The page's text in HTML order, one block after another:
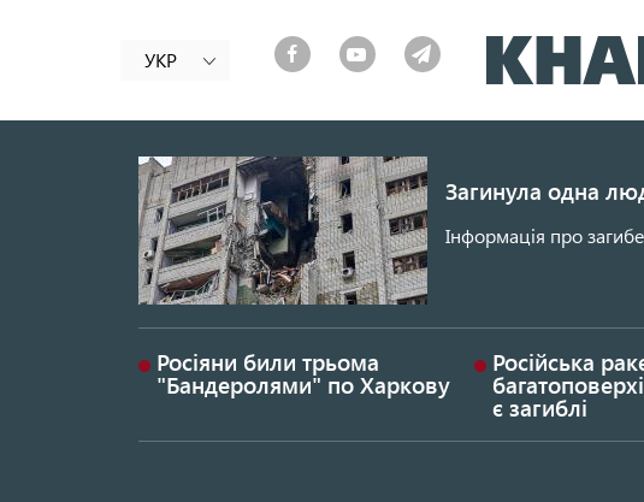
УКР
Загинула одна
Інформація про
Росіяни били трьома
"Бандеролями" по Харкову
Російська
є загиблі